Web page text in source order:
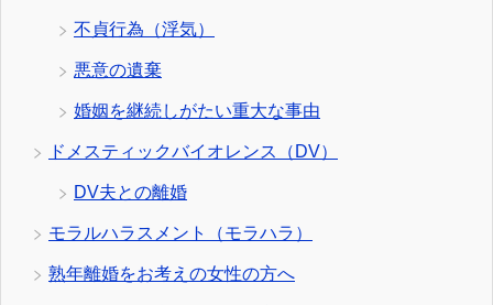
不貞行為（浮気）
悪意の遺棄
婚姻を継続しがたい重大な事由
ドメスティックバイオレンス（DV）
DV夫との離婚
モラルハラスメント（モラハラ）
熟年離婚をお考えの女性の方へ